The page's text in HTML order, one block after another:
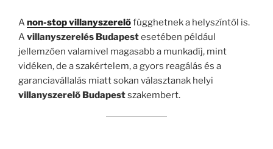
Anon-stop villanyszerelőfügghetnek a helyszíntől is.
Avillanyszerelés Budapestesetében például
jellemzően valamivel magasabb a munkadíj, mint
vidéken, de a szakértelem, a gyors reagálás és a
garanciavállalás miatt sokan választanak helyi
villanyszerelő Budapestszakembert.